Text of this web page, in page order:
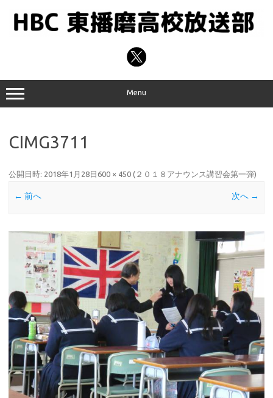
プ
Menu
CIMG3711
公開日時: 2018年1月28日 600 × 450 ( ２０１８アナウンス講習会第一弾)
← 前へ 次へ →